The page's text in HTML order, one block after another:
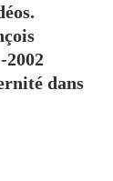
2002
dans